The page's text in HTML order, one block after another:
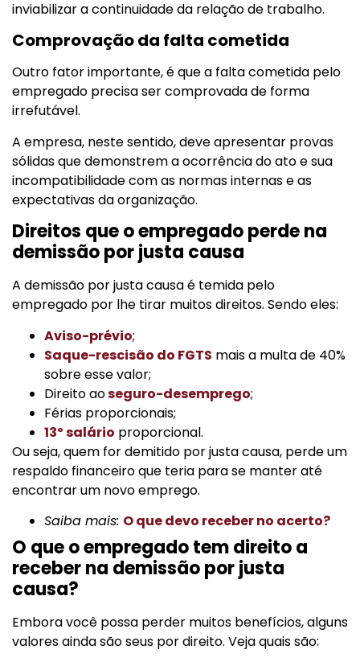
inviabilizar a continuidade da relação de trabalho.
Comprovação da falta cometida
Outro fator importante, é que a falta cometida pelo
empregado precisa ser comprovada de forma
irrefutável.
A empresa, neste sentido, deve apresentar provas
sólidas que demonstrem a ocorrência do ato e sua
incompatibilidade com as normas internas e as
expectativas da organização.
Direitos que o empregado perde na
demissão por justa causa
A demissão por justa causa é temida pelo
empregado por lhe tirar muitos direitos. Sendo eles:
Aviso-prévio;
Saque-rescisão do FGTS mais a multa de 40%
sobre esse valor;
Direito aoseguro-desemprego;
Férias proporcionais;
13º salário proporcional.
Ou seja, quem for demitido por justa causa, perde um
respaldo financeiro que teria para se manter até
encontrar um novo emprego.
Saiba mais: O que devo receber no acerto?
O que o empregado tem direito a
receber na demissão por justa
causa?
Embora você possa perder muitos benefícios, alguns
valores ainda são seus por direito. Veja quais são: